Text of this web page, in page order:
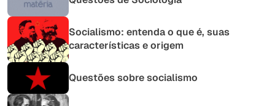
Socialismo: entenda o que é, suas
características e origem
Questões sobre socialismo